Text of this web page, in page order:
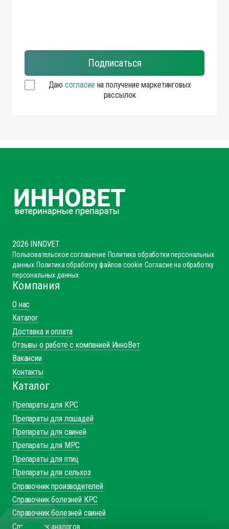
Даю согласие на получение маркетинговых
рассылок
2026 INNOVET
Пользовательское соглашение Политика обработки персональных
данных Политика обработку файлов cookie Согласие на обработку
персональных данных
Компания
О нас
Каталог
Доставка и оплата
Отзывы о работе с компанией ИнноВет
Вакансии
Контакты
Каталог
Препараты для КРС
Препараты для лошадей
Препараты для свиней
Препараты для МРС
Препараты для птиц
Препараты для сельхоз
Справочник производителей
Справочник болезней КРС
Справочник болезней свиней
Справочник аналогов